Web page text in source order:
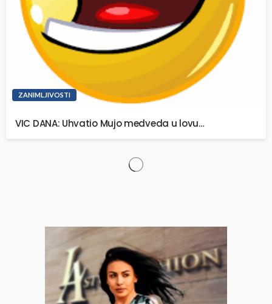
ZANIMLJIVOSTI
VIC DANA: Uhvatio Mujo medveda u lovu…